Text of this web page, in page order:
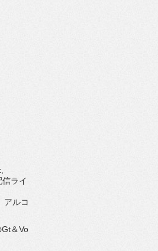
ライ
アルコ
＆Vo